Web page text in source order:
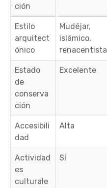
ción
Estilo
arquitect
ónico
Mudéjar,
islámico,
renacentista
Estado
de
conserva
ción
Excelente
Accesibili
dad
Alta
Actividad
es
culturale
Sí